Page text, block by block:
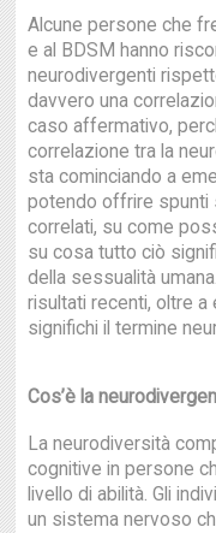
Alcune persone che
e al BDSM hanno
neurodivergenti
davvero una
caso affermativo,
correlazione tra la
sta cominciando a
potendo offrire spunti
correlati, su come
su cosa tutto ciò
della sessualità
risultati recenti, oltre
significhi il termine
Cos’è la
La neurodiversità
cognitive in persone
livello di abilità. Gli
un sistema nervoso